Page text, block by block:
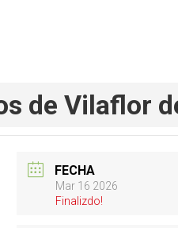
de Vilaflor
FECHA
Mar 16 2026
Finalizdo!